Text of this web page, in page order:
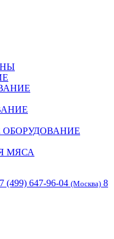
МЯСА
(499) 647-96-04 (Москва) 8